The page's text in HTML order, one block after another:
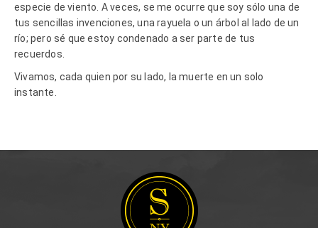
especie de viento. A veces, se me ocurre que soy sólo una de
tus sencillas invenciones, una rayuela o un árbol al lado de un
río; pero sé que estoy condenado a ser parte de tus
recuerdos.
Vivamos, cada quien por su lado, la muerte en un solo
instante.